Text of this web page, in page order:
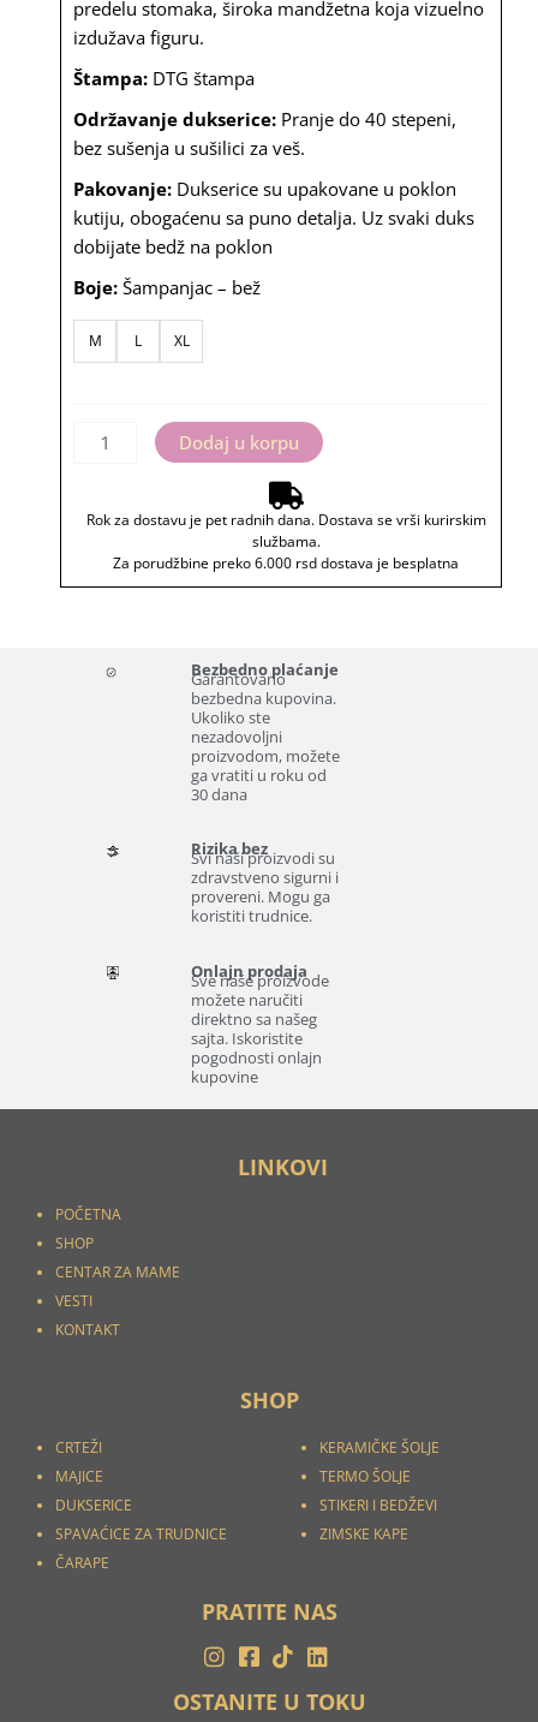
predelu stomaka, široka mandžetna koja vizuelno
izdužava figuru.
Štampa: DTG štampa
Održavanje dukserice: Pranje do 40 stepeni,
bez sušenja u sušilici za veš.
Pakovanje: Dukserice su upakovane u poklon
kutiju, obogaćenu sa puno detalja. Uz svaki duks
dobijate bedž na poklon
Boje: Šampanjac – bež
M L XL
Dukserica
količina
Dodaj u korpu
Rok za dostavu je pet radnih dana. Dostava se vrši kurirskim
službama.
Za porudžbine preko 6.000 rsd dostava je besplatna
Bezbedno plaćanje
Garantovano
bezbedna kupovina.
Ukoliko ste
nezadovoljni
proizvodom, možete
ga vratiti u roku od
30 dana
Rizika bez
Svi naši proizvodi su
zdravstveno sigurni i
provereni. Mogu ga
koristiti trudnice.
Onlajn prodaja
Sve naše proizvode
možete naručiti
direktno sa našeg
sajta. Iskoristite
pogodnosti onlajn
kupovine
LINKOVI
POČETNA
SHOP
CENTAR ZA MAME
VESTI
KONTAKT
SHOP
CRTEŽI
MAJICE
DUKSERICE
SPAVAĆICE ZA TRUDNICE
ČARAPE
KERAMIČKE ŠOLJE
TERMO ŠOLJE
STIKERI I BEDŽEVI
ZIMSKE KAPE
PRATITE NAS
OSTANITE U TOKU